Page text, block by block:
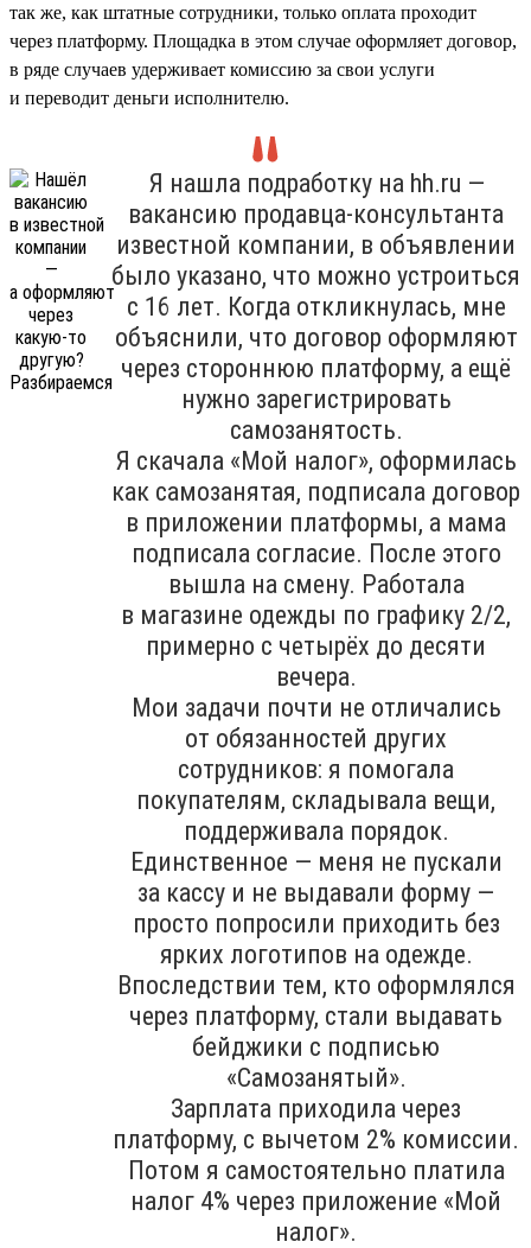
так же, как штатные сотрудники, только оплата проходит
через платформу. Площадка в этом случае оформляет договор,
в ряде случаев удерживает комиссию за свои услуги
и переводит деньги исполнителю.
Я нашла подработку на hh.ru —
вакансию продавца-консультанта
известной компании, в объявлении
было указано, что можно устроиться
с 16 лет. Когда откликнулась, мне
объяснили, что договор оформляют
через стороннюю платформу, а ещё
нужно зарегистрировать
самозанятость.
Я скачала «Мой налог», оформилась
как самозанятая, подписала договор
в приложении платформы, а мама
подписала согласие. После этого
вышла на смену. Работала
в магазине одежды по графику 2/2,
примерно с четырёх до десяти
вечера.
Мои задачи почти не отличались
от обязанностей других
сотрудников: я помогала
покупателям, складывала вещи,
поддерживала порядок.
Единственное — меня не пускали
за кассу и не выдавали форму —
просто попросили приходить без
ярких логотипов на одежде.
Впоследствии тем, кто оформлялся
через платформу, стали выдавать
бейджики с подписью
«Самозанятый».
Зарплата приходила через
платформу, с вычетом 2% комиссии.
Потом я самостоятельно платила
налог 4% через приложение «Мой
налог».